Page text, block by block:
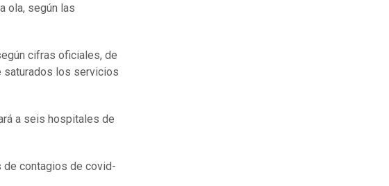
ola, según las
cifras oficiales, de
saturados los servicios
a seis hospitales de
de contagios de covid-